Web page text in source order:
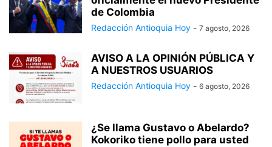
de Colombia
Redacción Antioquia Hoy - 7 agosto, 2026
AVISO A LA OPINIÓN PÚBLICA Y
A NUESTROS USUARIOS
Redacción Antioquia Hoy - 6 agosto, 2026
¿Se llama Gustavo o Abelardo?
Kokoriko tiene pollo para usted